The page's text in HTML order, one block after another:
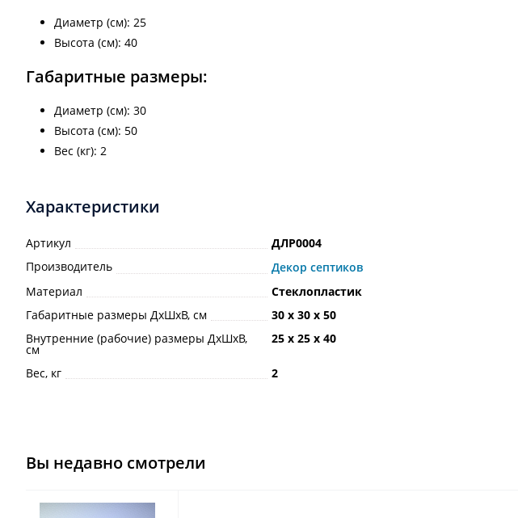
Диаметр (см): 25
Высота (см): 40
Габаритные размеры:
Диаметр (см): 30
Высота (см): 50
Вес (кг): 2
Характеристики
Артикул
ДЛР0004
Производитель
Декор септиков
Материал
Стеклопластик
Габаритные размеры ДхШхВ, см
30 х 30 х 50
Внутренние (рабочие) размеры ДхШхВ,
см
25 х 25 х 40
Вес, кг 2
Вы недавно смотрели